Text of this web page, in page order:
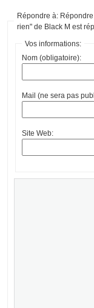
Répondre à:
rien" de Black M est
Vos informations:
Nom (obligatoire):
Mail (ne sera pas
Site Web: